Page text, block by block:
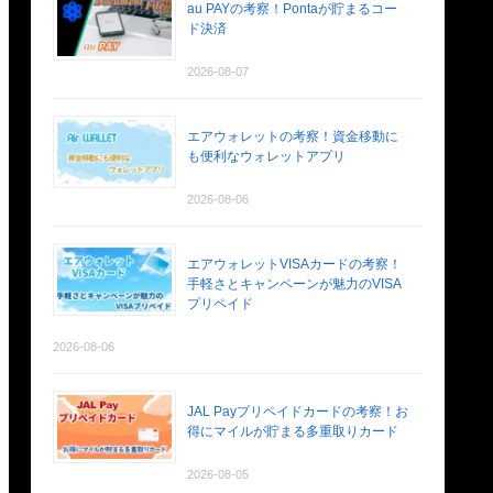
au PAYの考察！Pontaが貯まるコー
ド決済
2026-08-07
エアウォレットの考察！資金移動に
も便利なウォレットアプリ
2026-08-06
エアウォレットVISAカードの考察！
手軽さとキャンペーンが魅力のVISA
プリペイド
2026-08-06
JAL Payプリペイドカードの考察！お
得にマイルが貯まる多重取りカード
2026-08-05